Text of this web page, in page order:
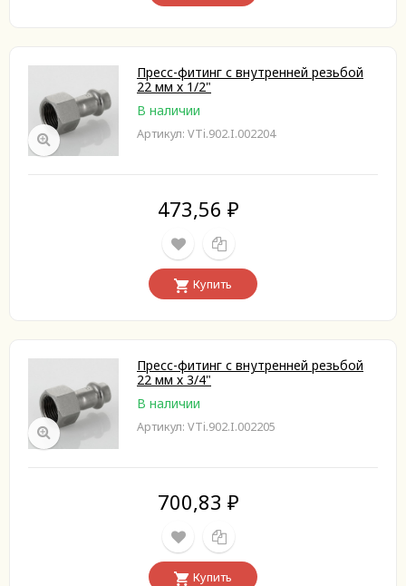
Пресс-фитинг с внутренней резьбой
22 мм х 1/2"
В наличии
Артикул: VTi.902.I.002204
473,56 ₽
Купить
Пресс-фитинг с внутренней резьбой
22 мм х 3/4"
В наличии
Артикул: VTi.902.I.002205
700,83 ₽
Купить